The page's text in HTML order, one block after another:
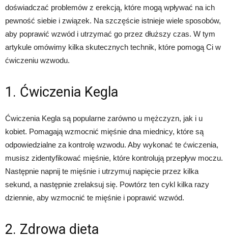
doświadczać problemów z erekcją, które mogą wpływać na ich
pewność siebie i związek. Na szczęście istnieje wiele sposobów,
aby poprawić wzwód i utrzymać go przez dłuższy czas. W tym
artykule omówimy kilka skutecznych technik, które pomogą Ci w
ćwiczeniu wzwodu.
1. Ćwiczenia Kegla
Ćwiczenia Kegla są popularne zarówno u mężczyzn, jak i u
kobiet. Pomagają wzmocnić mięśnie dna miednicy, które są
odpowiedzialne za kontrolę wzwodu. Aby wykonać te ćwiczenia,
musisz zidentyfikować mięśnie, które kontrolują przepływ moczu.
Następnie napnij te mięśnie i utrzymuj napięcie przez kilka
sekund, a następnie zrelaksuj się. Powtórz ten cykl kilka razy
dziennie, aby wzmocnić te mięśnie i poprawić wzwód.
2. Zdrowa dieta